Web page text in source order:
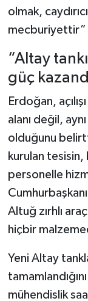
olmak,
mecburiyettir”
“Altay
güç
Erdoğan,
alanı değil,
olduğunu
kurulan
personelle
Altuğ zırhlı
hiçbir
Yeni Altay
mühendislik